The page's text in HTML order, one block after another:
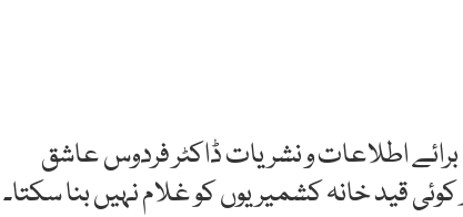
اطلاعات و نشریات ڈاکٹر فردوس عاشق
قید خانہ کشمیریوں کو غلام نہیں بنا سکتا۔